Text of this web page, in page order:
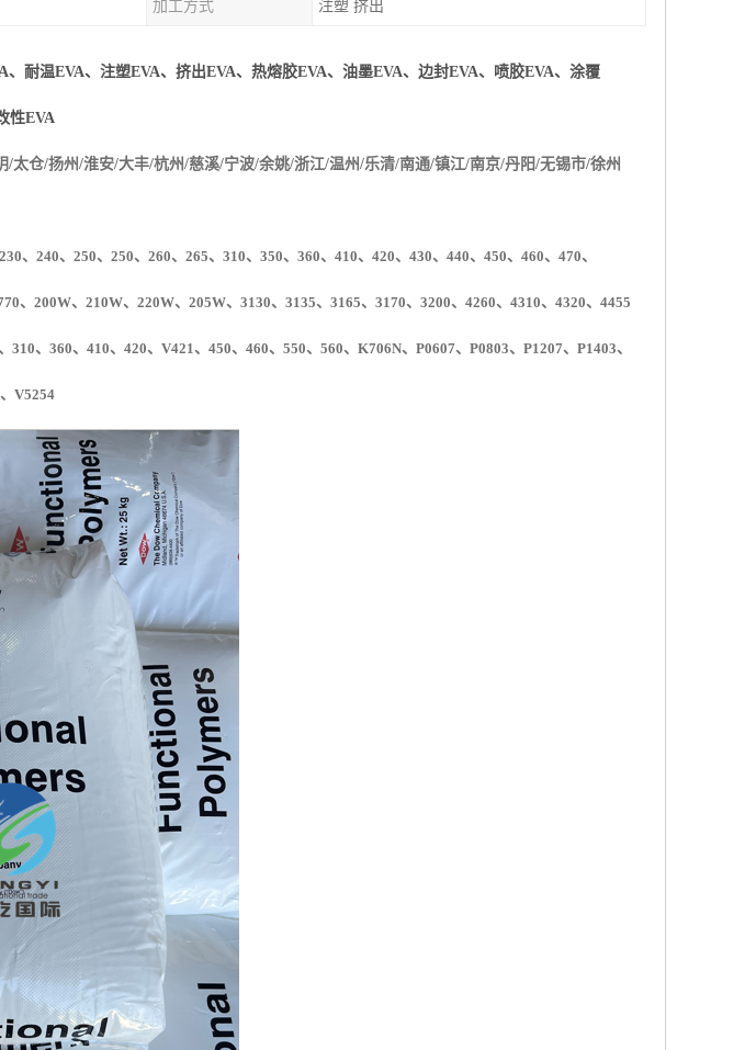
加工方式 注塑 挤出
、耐温EVA、注塑EVA、挤出EVA、热熔胶EVA、油墨EVA、边封EVA、喷胶EVA、涂覆
性EVA
太仓/扬州/淮安/大丰/杭州/慈溪/宁波/余姚/浙江/温州/乐清/南通/镇江/南京/丹阳/无锡市/徐州
、240、250、250、260、265、310、350、360、410、420、430、440、450、460、470、
、200W、210W、220W、205W、3130、3135、3165、3170、3200、4260、4310、4320、4455
310、 360、 410、 420、 V421、 450、 460、 550、 560、 K706N、 P0607、 P0803、 P1207、 P1403、
、 V5254